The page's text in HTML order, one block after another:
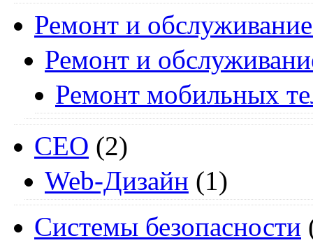
Ремонт и
Ремонт и
Ремонт мобильных
СЕО (2)
Web-Дизайн (1)
Системы безопасности